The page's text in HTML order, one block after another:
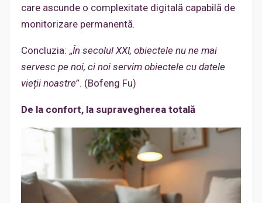
care ascunde o complexitate digitală capabilă de
monitorizare permanentă.
Concluzia: „În secolul XXI, obiectele nu ne mai
servesc pe noi, ci noi servim obiectele cu datele
vieții noastre”. (Bofeng Fu)
De la confort, la supravegherea totală